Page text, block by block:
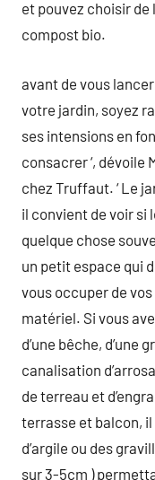
et pouvez choisir de
compost bio.
avant de vous
votre jardin, soyez
ses intensions en
consacrer ‘, dévoile
chez Truffaut. ‘ Le
il convient de voir si
quelque chose
un petit espace qui
vous occuper de
matériel. Si vous
d’une bêche, d’une
canalisation
de terreau et
terrasse et balcon,
d’argile ou des
sur 3-5cm )